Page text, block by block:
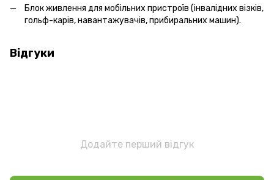
Блок живлення для мобільних пристроїв (інвалідних візків,
гольф-карів, навантажувачів, прибиральних машин).
Відгуки
Додайте перший відгук